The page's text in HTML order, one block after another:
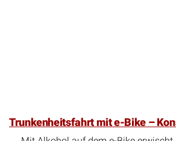
Trunkenheitsfahrt mit e-Bike –